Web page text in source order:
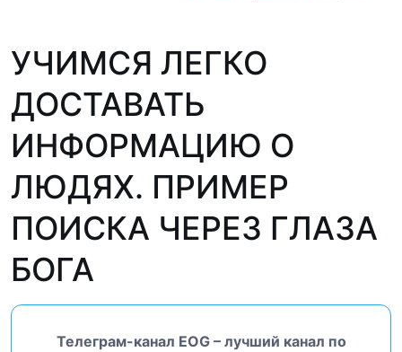
УЧИМСЯ ЛЕГКО
ДОСТАВАТЬ
ИНФОРМАЦИЮ О
ЛЮДЯХ. ПРИМЕР
ПОИСКА ЧЕРЕЗ ГЛАЗА
БОГА
Телеграм-канал EOG – лучший канал по